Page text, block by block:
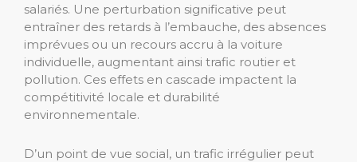
salariés. Une perturbation significative peut
entraîner des retards à l’embauche, des absences
imprévues ou un recours accru à la voiture
individuelle, augmentant ainsi trafic routier et
pollution. Ces effets en cascade impactent la
compétitivité locale et durabilité
environnementale.
D’un point de vue social, un trafic irrégulier peut